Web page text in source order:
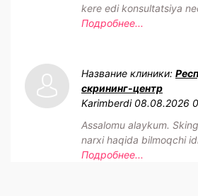
kere edi konsultatsiya
Подробнее...
Название клиники:
скрининг-центр
Karimberdi 08.08.2026
Assalomu alaykum.
narxi haqida bilmoqchi
Подробнее...